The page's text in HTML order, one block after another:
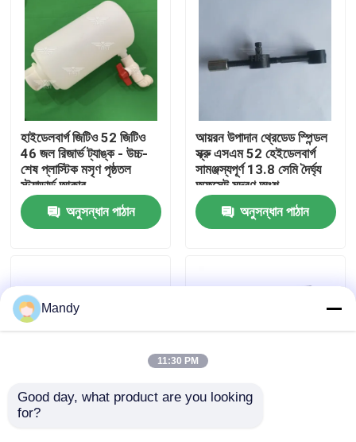
আমাদের সম্পর্কে
কারখানা পরিদর্শন
গুণমান নিয়ন্ত্রণ
আমাদের সাথে যোগাযোগ করুন
খবর
মামলা
হাইডেলবার্গ জিটিও 52 জিটিও
46 জল রিজার্ভ ট্যাঙ্ক - উচ্চ-
শেষ প্লাস্টিক মসৃণ পৃষ্ঠতল
স্ট্যান্ডার্ড আকার
অনুসন্ধান পাঠান
আয়রন উপাদান থ্রেডেড স্পিন্ডল
স্ক্রু এসএম 52 হেইডেলবার্গ
সামঞ্জস্যপূর্ণ 13.8 সেমি দৈর্ঘ্য
অফসেট মুদ্রণ অংশ
অনুসন্ধান পাঠান
পলিশিং সারফেস সহ স্টেইনলেস
Mandy
11:30 PM
Good day, what product are you looking
for?